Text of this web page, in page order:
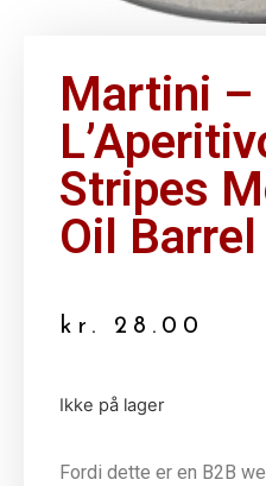
Martini –
Stripes
Oil Barrel
kr. 28.00
Ikke på lager
Fordi dette er en B2B